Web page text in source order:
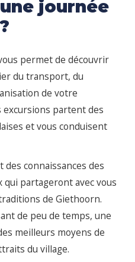
journée
permet de découvrir
du transport, du
de votre
partent des
et vous conduisent
connaissances des
qui partageront avec vous
de Giethoorn.
de peu de temps, une
meilleurs moyens de
du village.